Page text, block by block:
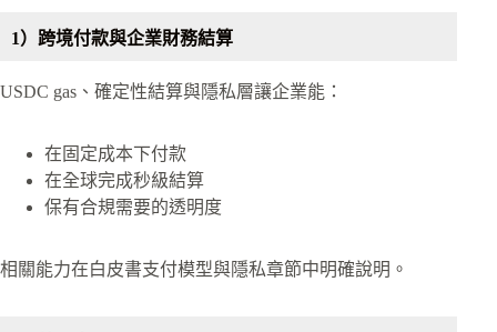
1）跨境付款與企業財務結算
USDC gas、確定性結算與隱私層讓企業能：
在固定成本下付款
在全球完成秒級結算
保有合規需要的透明度
相關能力在白皮書支付模型與隱私章節中明確說明。